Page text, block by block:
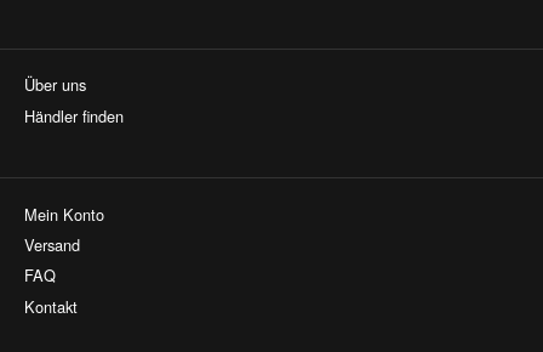
Über uns
Händler finden
Mein Konto
Versand
FAQ
Kontakt